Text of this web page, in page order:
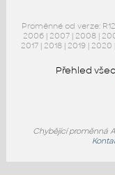
Proměnné od verze: R12
2006 | 2007 | 2008 |
2017 | 2018 | 2019 | 2020
Přehled
Chybějící proměnná